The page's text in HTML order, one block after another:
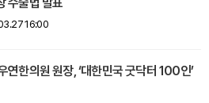
16:00
연한의원 원장, ‘대한민국 굿닥터 100인’